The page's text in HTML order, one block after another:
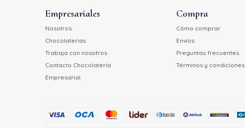
Empresariales
Nosotros
Chocolaterías
Trabaja con nosotros
Contacto Chocolatería
Empresarial
Compra
Cómo comprar
Envíos
Preguntas frecuentes
Términos y condiciones